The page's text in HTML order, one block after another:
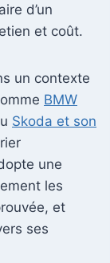
d’un
et coût.
un contexte
BMW
Skoda et son
une
les
et
ses